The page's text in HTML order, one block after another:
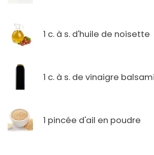
1 c. à s. d'huile de noisette
1 c. à s. de vinaigre
1 pincée d'ail en poudre